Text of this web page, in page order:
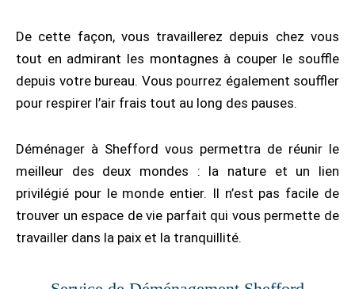
De cette façon, vous travaillerez depuis chez vous
tout en admirant les montagnes à couper le souffle
depuis votre bureau. Vous pourrez également souffler
pour respirer l’air frais tout au long des pauses.
Déménager à Shefford vous permettra de réunir le
meilleur des deux mondes : la nature et un lien
privilégié pour le monde entier. Il n’est pas facile de
trouver un espace de vie parfait qui vous permette de
travailler dans la paix et la tranquillité.